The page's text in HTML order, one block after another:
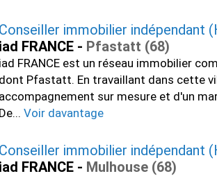
Conseiller immobilier indépendant
iad FRANCE - Pfastatt (68)
iad FRANCE est un réseau immobilier
dont Pfastatt. En travaillant dans cette
accompagnement sur mesure et d'un
De... Voir davantage
Conseiller immobilier indépendant
iad FRANCE - Mulhouse (68)